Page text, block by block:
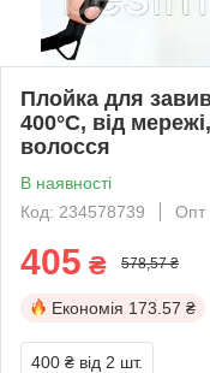
Плойка для
400°С, від
волосся
В наявності
Код: 234578739
Опт
405 ₴ 578,57 ₴
Економія 173.57 ₴
400 ₴ від 2 шт.